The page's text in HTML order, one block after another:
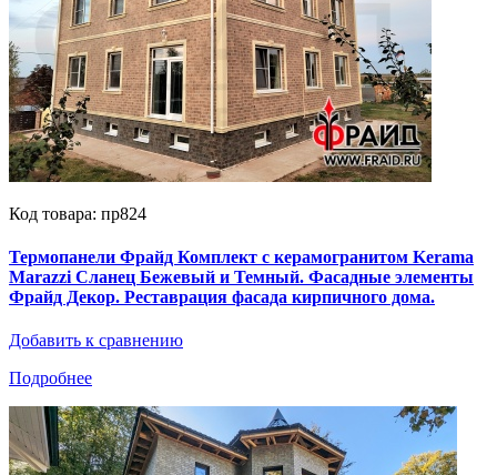
Код товара: пр824
Термопанели Фрайд Комплект с керамогранитом Kerama
Marazzi Сланец Бежевый и Темный. Фасадные элементы
Фрайд Декор. Реставрация фасада кирпичного дома.
Добавить к сравнению
Подробнее